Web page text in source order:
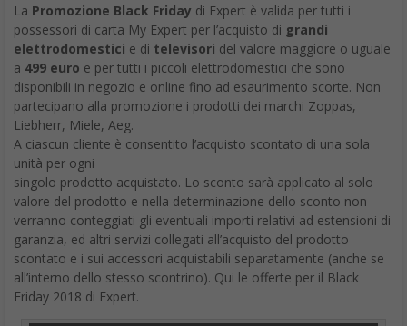
La Promozione Black Friday di Expert è valida per tutti i
possessori di carta My Expert per l’acquisto di grandi
elettrodomestici e di televisori del valore maggiore o uguale
a 499 euro e per tutti i piccoli elettrodomestici che sono
disponibili in negozio e online fino ad esaurimento scorte. Non
partecipano alla promozione i prodotti dei marchi Zoppas,
Liebherr, Miele, Aeg.
A ciascun cliente è consentito l’acquisto scontato di una sola
unità per ogni
singolo prodotto acquistato. Lo sconto sarà applicato al solo
valore del prodotto e nella determinazione dello sconto non
verranno conteggiati gli eventuali importi relativi ad estensioni di
garanzia, ed altri servizi collegati all’acquisto del prodotto
scontato e i sui accessori acquistabili separatamente (anche se
all’interno dello stesso scontrino). Qui le offerte per il Black
Friday 2018 di Expert.